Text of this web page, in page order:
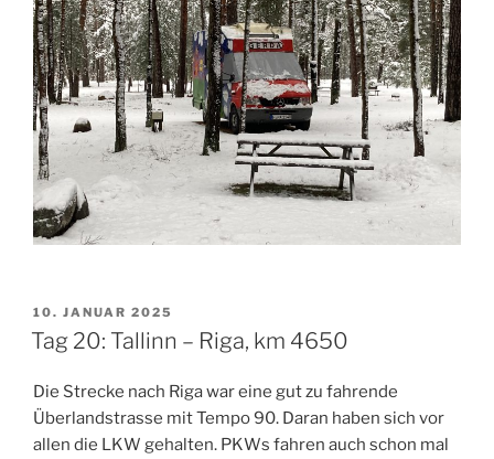
VERÖFFENTLICHT
AM
10. JANUAR 2025
Tag 20: Tallinn – Riga, km 4650
Die Strecke nach Riga war eine gut zu fahrende
Überlandstrasse mit Tempo 90. Daran haben sich vor
allen die LKW gehalten. PKWs fahren auch schon mal